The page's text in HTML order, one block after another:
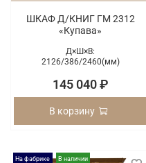
ШКАФ Д/КНИГ ГМ 2312
«Купава»
Д×Ш×В:
2126/386/2460(мм)
145 040 ₽
В корзину
На фабрике В наличии